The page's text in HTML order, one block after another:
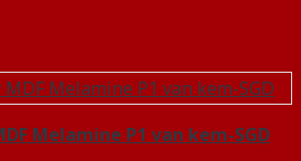
Melamine P1 van kem-SGD